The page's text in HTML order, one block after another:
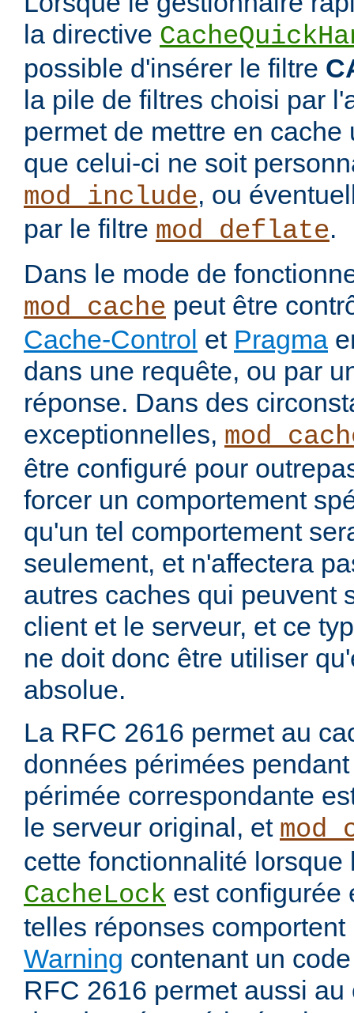
la directive
possible d'insérer le filtre
la pile de filtres choisi par
permet de mettre en cache
que celui-ci ne soit
mod_include, ou
par le filtre mod_deflate.
Dans le mode de
mod_cache peut être
Cache-Control et Pragma
dans une requête, ou par
réponse. Dans des
exceptionnelles,
être configuré pour
forcer un comportement
qu'un tel comportement
seulement, et n'affectera
autres caches qui peuvent
client et le serveur, et ce
ne doit donc être utiliser
absolue.
La RFC 2616 permet au
données périmées
périmée correspondante
le serveur original, et
cette fonctionnalité lorsque
CacheLock est configurée
telles réponses
Warning contenant un
RFC 2616 permet aussi